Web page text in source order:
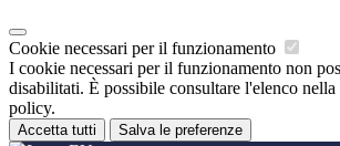
Cookie necessari per il funzionamento
I cookie necessari per il funzionamento non
disabilitati. È possibile consultare l'elenco
policy.
Accetta tutti Salva le preferenze